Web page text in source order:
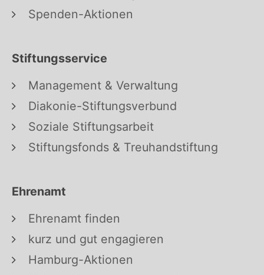
Spenden-Aktionen
Stiftungsservice
Management & Verwaltung
Diakonie-Stiftungsverbund
Soziale Stiftungsarbeit
Stiftungsfonds & Treuhandstiftung
Ehrenamt
Ehrenamt finden
kurz und gut engagieren
Hamburg-Aktionen